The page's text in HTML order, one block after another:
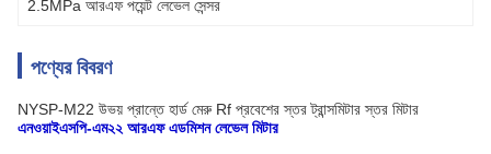
2.5MPa আরএফ পয়েন্ট লেভেল সেন্সর
পণ্যের বিবরণ
NYSP-M22 উভয় প্রান্তে হার্ড মেরু Rf প্রবেশের স্তর ট্রান্সমিটার স্তর মিটার
এনওয়াইএসপি-এম২২ আরএফ এডমিশন লেভেল মিটার